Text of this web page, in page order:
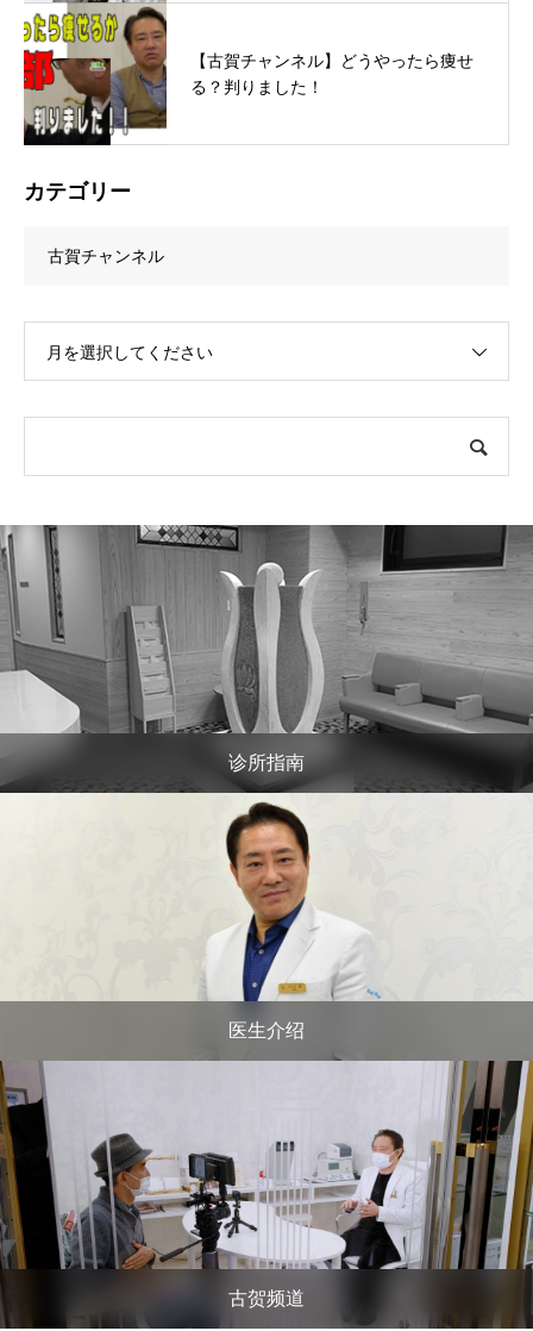
【古賀チャンネル】どうやったら痩せ
る？判りました！
カテゴリー
古賀チャンネル
月を選択してください
诊所指南
医生介绍
古贺频道